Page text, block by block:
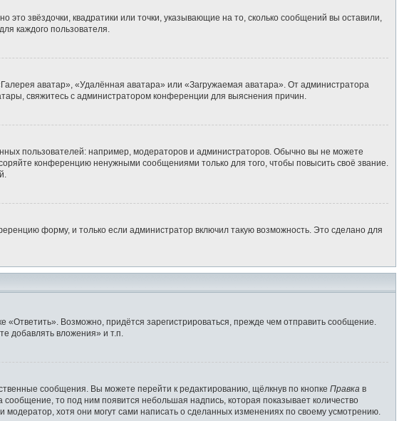
звёздочки, квадратики или точки, указывающие на то, сколько сообщений вы оставили,
каждого пользователя.
аватар», «Удалённая аватара» или «Загружаемая аватара». От администратора
свяжитесь с администратором конференции для выяснения причин.
пользователей: например, модераторов и администраторов. Обычно вы не можете
конференцию ненужными сообщениями только для того, чтобы повысить своё звание.
форму, и только если администратор включил такую возможность. Это сделано для
Возможно, придётся зарегистрироваться, прежде чем отправить сообщение.
добавлять вложения» и т.п.
сообщения. Вы можете перейти к редактированию, щёлкнув по кнопке Правка в
то под ним появится небольшая надпись, которая показывает количество
хотя они могут сами написать о сделанных изменениях по своему усмотрению.